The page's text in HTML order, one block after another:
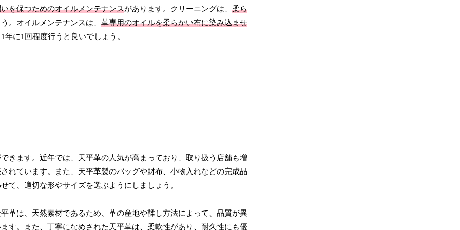
を保つためのオイルメンテナンスがあります。クリーニングは、 柔ら
。オイルメンテナンスは、 革専用のオイルを柔らかい布に染み込ませ
に1回程度行うと良いでしょう。
きます。近年では、天平革の人気が高まっており、取り扱う店舗も増
れています。また、天平革製のバッグや財布、小物入れなどの完成品
て、適切な形やサイズを選ぶようにしましょう。
革は、天然素材であるため、革の産地や鞣し方法によって、品質が異
す。また、丁寧になめされた天平革は、柔軟性があり、耐久性にも優